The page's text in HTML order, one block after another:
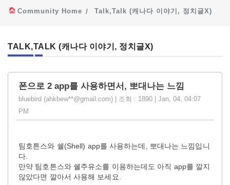
Community Home Talk,Talk (캐나다 이야기, 정치글X)
TALK,TALK (캐나다 이야기, 정치글X)
폰으로 2 app를 사용하면서, 뽀대나는 느낌
bluebird (ahkbew**@gmail.com) | 조회 : 1890 | Jan, 04, 04:07
PM
팀호튼스와 쉘(Shell) app를 사용하는데, 뽀대나는 느낌입니
다.
만약 팀호튼스와 쉘주유소를 이용하는데도 아직 app를 깔지
않았다면 깔아서 사용해 보세요.